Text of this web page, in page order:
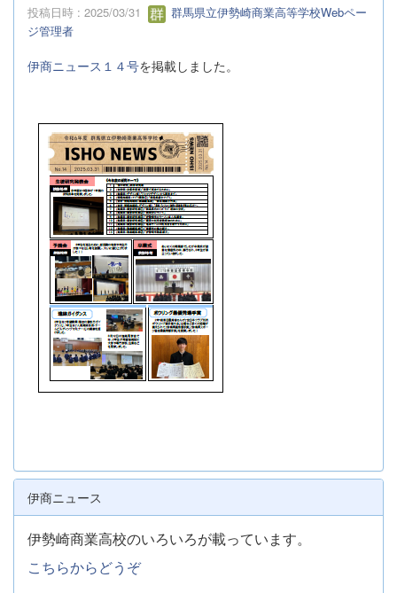
投稿日時 : 2025/03/31
群馬県立伊勢崎商業高等学校Webペー
ジ管理者
伊商ニュース１４号を掲載しました。
伊商ニュース
伊勢崎商業高校のいろいろが載っています。
こちらからどうぞ